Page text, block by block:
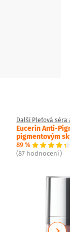
Další Pleťová séra
Eucerin Anti-
pigmentovým
89 %
(87 hodnocení)